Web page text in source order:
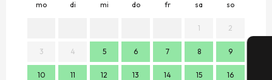
mo di mi do fr sa so
1 2
3 4 5 6 7 8 9
10 11 12 13 14 15 16